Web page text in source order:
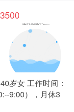
岁女 工作时间：
9:00），月休3